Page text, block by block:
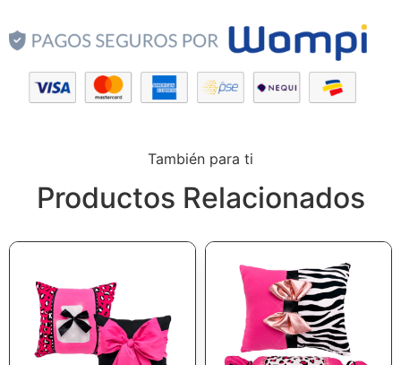
También para ti
Productos Relacionados